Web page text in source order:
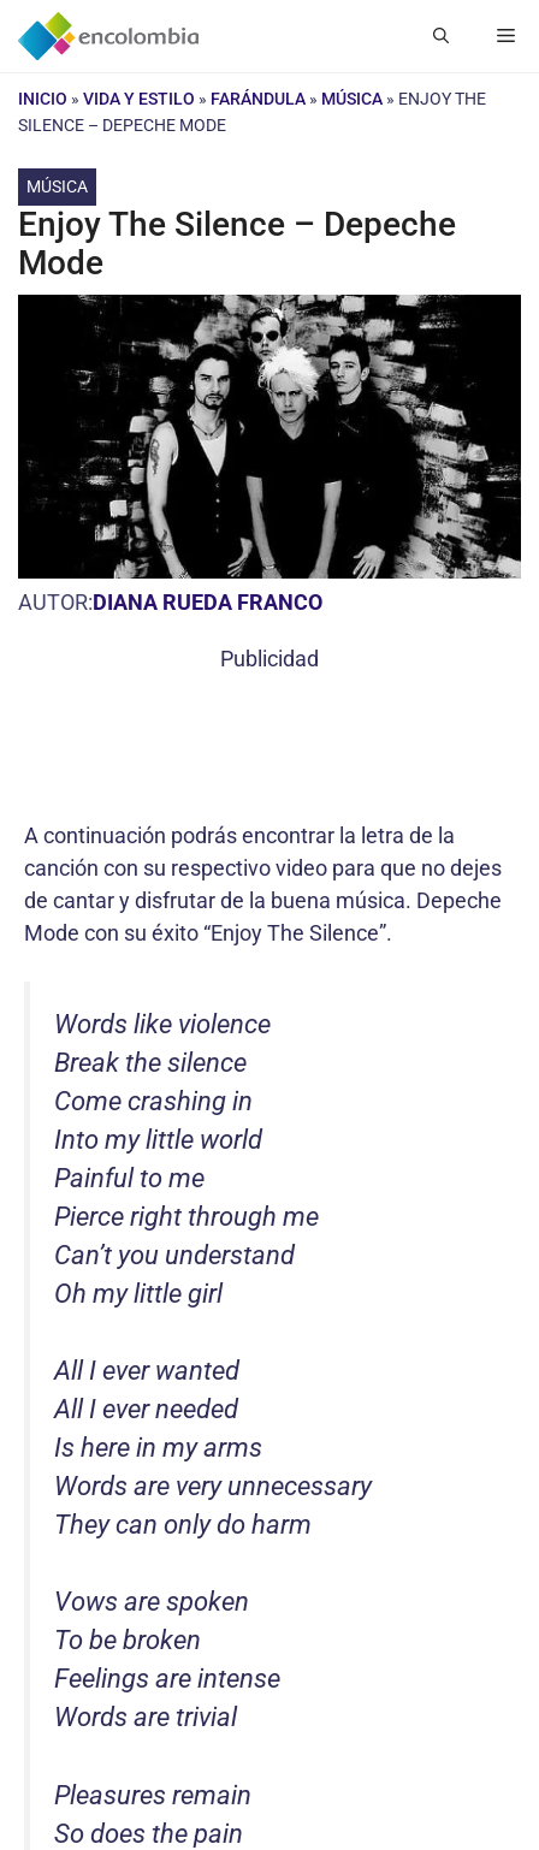
Saltar
INICIO » VIDA Y ESTILO » FARÁNDULA » MÚSICA » ENJOY THE
SILENCE – DEPECHE MODE
MÚSICA
Enjoy The Silence – Depeche
Mode
AUTOR:DIANA RUEDA FRANCO
Publicidad
A continuación podrás encontrar la letra de la
canción con su respectivo video para que no dejes
de cantar y disfrutar de la buena música. Depeche
Mode con su éxito “Enjoy The Silence”.
Words like violence
Break the silence
Come crashing in
Into my little world
Painful to me
Pierce right through me
Can’t you understand
Oh my little girl
All I ever wanted
All I ever needed
Is here in my arms
Words are very unnecessary
They can only do harm
Vows are spoken
To be broken
Feelings are intense
Words are trivial
Pleasures remain
So does the pain